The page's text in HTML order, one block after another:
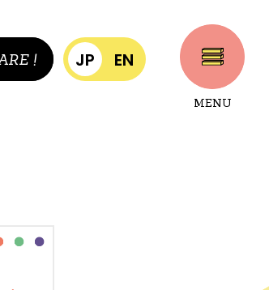
! JP EN
MENU